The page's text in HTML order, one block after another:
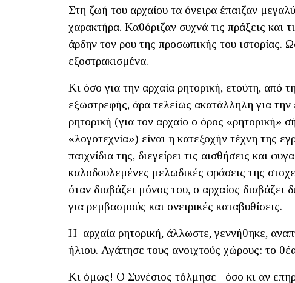
Στη ζωή του αρχαίου τα όνειρα έπαιζαν
χαρακτήρα. Καθόριζαν συχνά τις πράξεις
άρδην τον ρου της προσωπικής του ιστορίας.
εξοστρακισμένα.
Κι όσο για την αρχαία ρητορική, ετούτη, από
εξωστρεφής, άρα τελείως ακατάλληλη για
ρητορική (για τον αρχαίο ο όρος «ρητορική»
«λογοτεχνία») είναι η κατεξοχήν τέχνη της
παιχνίδια της, διεγείρει τις αισθήσεις και
καλοδουλεμένες μελωδικές φράσεις της
όταν διαβάζει μόνος του, ο αρχαίος διαβάζει
για ρεμβασμούς και ονειρικές καταβυθίσεις.
Η αρχαία ρητορική, άλλωστε, γεννήθηκε,
ήλιου. Αγάπησε τους ανοιχτούς χώρους: το
Κι όμως! Ο Συνέσιος τόλμησε –όσο κι αν